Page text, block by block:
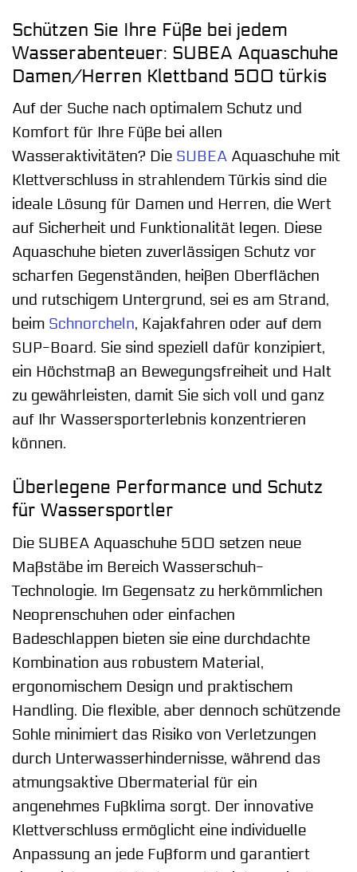
Schützen Sie Ihre Füße bei jedem
Wasserabenteuer: SUBEA Aquaschuhe
Damen/Herren Klettband 500 türkis
Auf der Suche nach optimalem Schutz und
Komfort für Ihre Füße bei allen
Wasseraktivitäten? Die SUBEA Aquaschuhe mit
Klettverschluss in strahlendem Türkis sind die
ideale Lösung für Damen und Herren, die Wert
auf Sicherheit und Funktionalität legen. Diese
Aquaschuhe bieten zuverlässigen Schutz vor
scharfen Gegenständen, heißen Oberflächen
und rutschigem Untergrund, sei es am Strand,
beim Schnorcheln, Kajakfahren oder auf dem
SUP-Board. Sie sind speziell dafür konzipiert,
ein Höchstmaß an Bewegungsfreiheit und Halt
zu gewährleisten, damit Sie sich voll und ganz
auf Ihr Wassersporterlebnis konzentrieren
können.
Überlegene Performance und Schutz
für Wassersportler
Die SUBEA Aquaschuhe 500 setzen neue
Maßstäbe im Bereich Wasserschuh-
Technologie. Im Gegensatz zu herkömmlichen
Neoprenschuhen oder einfachen
Badeschlappen bieten sie eine durchdachte
Kombination aus robustem Material,
ergonomischem Design und praktischem
Handling. Die flexible, aber dennoch schützende
Sohle minimiert das Risiko von Verletzungen
durch Unterwasserhindernisse, während das
atmungsaktive Obermaterial für ein
angenehmes Fußklima sorgt. Der innovative
Klettverschluss ermöglicht eine individuelle
Anpassung an jede Fußform und garantiert